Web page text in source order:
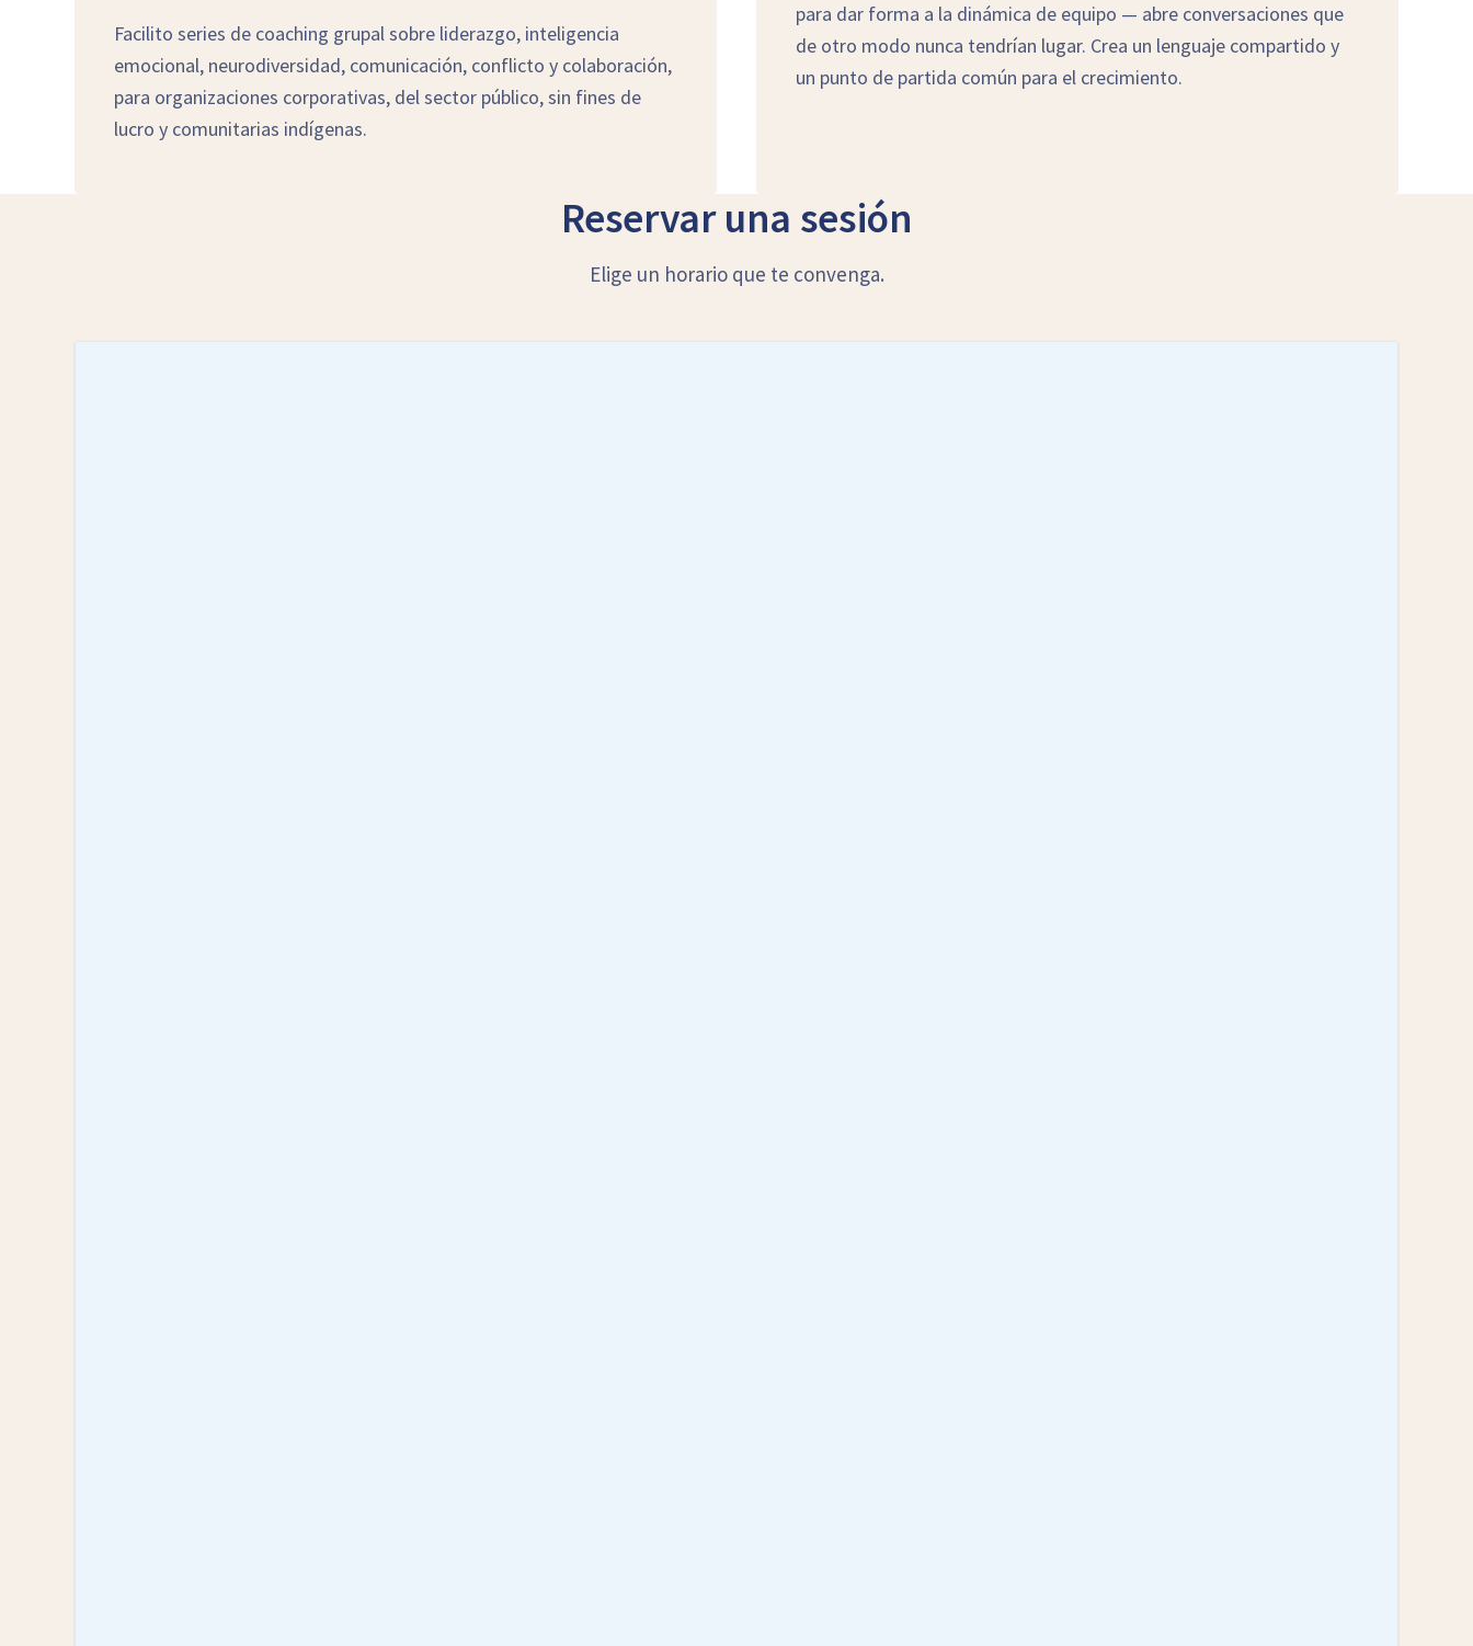
Facilito series de coaching grupal sobre liderazgo, inteligencia
emocional, neurodiversidad, comunicación, conflicto y colaboración,
para organizaciones corporativas, del sector público, sin fines de
lucro y comunitarias indígenas.
para dar forma a la dinámica de equipo — abre conversaciones que
de otro modo nunca tendrían lugar. Crea un lenguaje compartido y
un punto de partida común para el crecimiento.
Reservar una sesión
Elige un horario que te convenga.